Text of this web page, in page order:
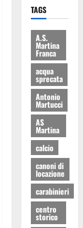
TAGS
A.S.
Martina
Franca
acqua
sprecata
Antonio
Martucci
AS
Martina
calcio
canoni di
locazione
carabinieri
centro
storico